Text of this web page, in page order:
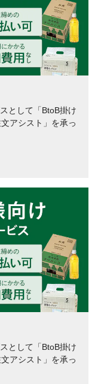
として「BtoB掛け
アシスト」を承っ
として「BtoB掛け
アシスト」を承っ